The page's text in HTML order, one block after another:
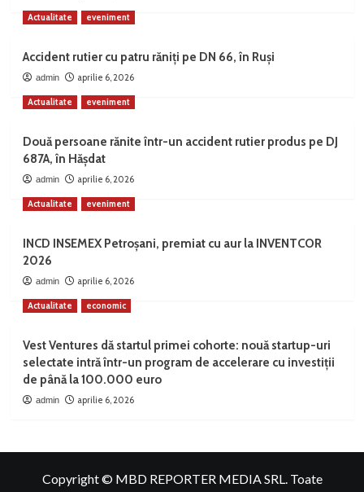
Actualitate eveniment
Accident rutier cu patru răniți pe DN 66, în Ruși
admin aprilie 6, 2026
Actualitate eveniment
Două persoane rănite într-un accident rutier produs pe DJ
687A, în Hășdat
admin aprilie 6, 2026
Actualitate eveniment
INCD INSEMEX Petroșani, premiat cu aur la INVENTCOR
2026
admin aprilie 6, 2026
Actualitate economic
Vest Ventures dă startul primei cohorte: nouă startup-uri
selectate intră într-un program de accelerare cu investiții
de până la 100.000 euro
admin aprilie 6, 2026
Copyright © MBD REPORTER MEDIA SRL. Toate